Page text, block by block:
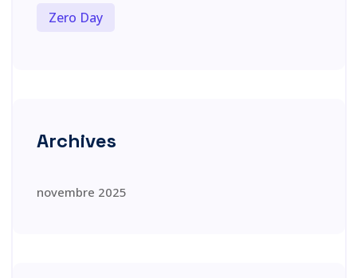
Zero Day
Archives
novembre 2025